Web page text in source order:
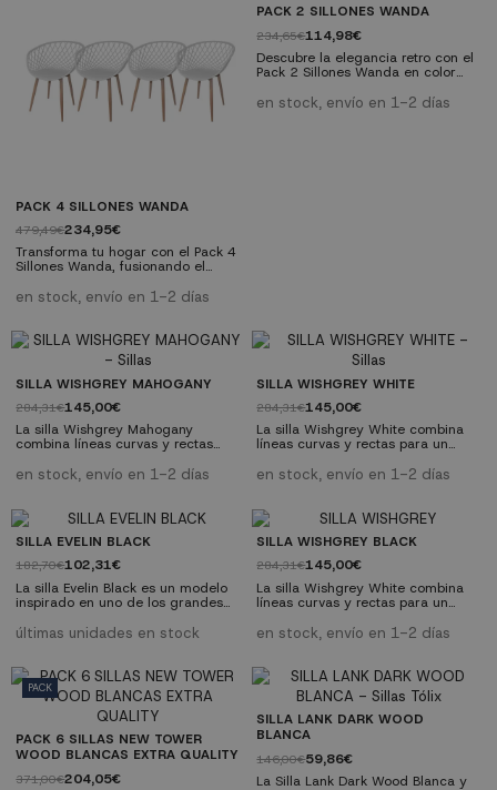
PACK 4 SILLONES WANDA
479,49€234,95€
Transforma tu hogar con el Pack 4
Sillones Wanda, fusionando el
escandinava. Con su diseño ligero
y estructura resistente, estos
estilo en cualquier espacio. Son
perfectos para combinar con tu
decoración actual. Aprovecha esta
oferta y transforma tu hogar con
en stock, envío en 1-2 días
PACK 2 SILLONES WANDA
234,65€114,98€
Descubre la elegancia retro con el
Pack 2 Sillones Wanda en color
hogar. Con su diseño ligero y
estructura resistente, estos sillones
en stock, envío en 1-2 días
SILLA WISHGREY MAHOGANY
284,31€145,00€
La silla Wishgrey Mahogany
combina líneas curvas y rectas
en forma de Y junto a unas patas
curvadas de gran estabilidad.
lacada y su asiento de ratán
trenzado, esta silla añade un toque
vintage a cualquier estancia.
Disfruta de elegancia y
comodidad con esta pieza icónica
del diseño nórdico....
en stock, envío en 1-2 días
SILLA WISHGREY WHITE
284,31€145,00€
La silla Wishgrey White combina
líneas curvas y rectas para un
forma de Y junto a unas patas
curvadas de gran estabilidad.
lacada y su asiento de ratán
trenzado, esta silla añade un toque
vintage a cualquier estancia.
Disfruta de elegancia y
comodidad con esta pieza icónica
del diseño nórdico....
en stock, envío en 1-2 días
SILLA EVELIN BLACK
182,70€102,31€
La silla Evelin Black es un modelo
inspirado en uno de los grandes
creada a mediados del siglo
para tu hogar.
últimas unidades en stock
SILLA WISHGREY BLACK
284,31€145,00€
La silla Wishgrey White combina
líneas curvas y rectas para un
forma de Y junto a unas patas
curvadas de gran estabilidad.
lacada y su asiento de ratán
trenzado, esta silla añade un toque
vintage a cualquier estancia.
Disfruta de elegancia y
comodidad con esta pieza icónica
en stock, envío en 1-2 días
PACK
PACK 6 SILLAS NEW TOWER
WOOD BLANCAS EXTRA QUALITY
371,00€204,05€
SILLA LANK DARK WOOD
BLANCA
146,00€59,86€
La Silla Lank Dark Wood Blanca y